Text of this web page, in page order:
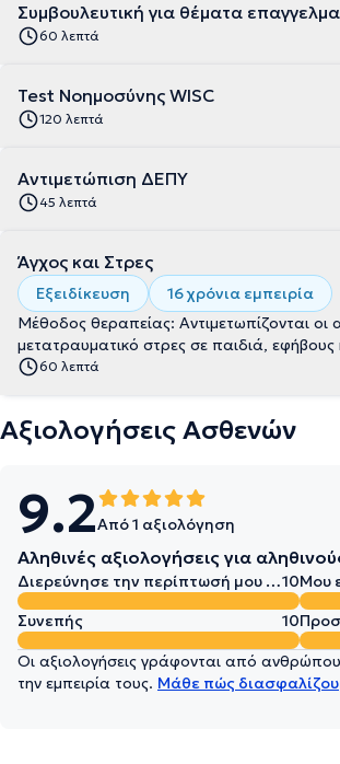
Συμβουλευτική για θέματα
60 λεπτά
Test Νοημοσύνης WISC
120 λεπτά
Αντιμετώπιση ΔΕΠΥ
45 λεπτά
Άγχος και Στρες
Εξειδίκευση
16 χρόνια εμπειρία
Μέθοδος θεραπείας: Αντιμετωπίζονται οι
μετατραυματικό στρες σε παιδιά, εφήβους
60 λεπτά
Αξιολογήσεις Ασθενών
9.2Από 1 αξιολόγηση
Αληθινές αξιολογήσεις για
Διερεύνησε την περίπτωσή μου σε βάθος10Μου
Συνεπής
10
Οι αξιολογήσεις γράφονται από
την εμπειρία τους. Μάθε πώς